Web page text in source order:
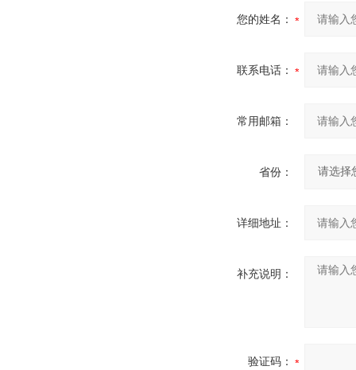
您的姓名：
联系电话：
常用邮箱：
省份：
详细地址：
补充说明：
验证码：